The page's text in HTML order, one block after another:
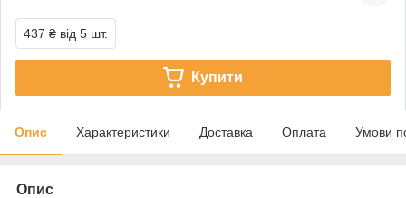
437 ₴ від 5 шт.
Купити
Опис Характеристики Доставка Оплата Умови
Опис